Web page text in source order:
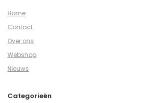
Home
Contact
Over ons
Webshop
Nieuws
Categorieën